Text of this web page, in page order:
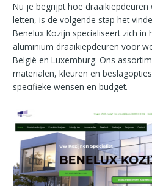
Nu je begrijpt hoe
letten, is de volgende stap het
Benelux Kozijn specialiseert zich in
aluminium draaikiepdeuren voor
België en Luxemburg. Ons
materialen, kleuren en
specifieke wensen en budget.